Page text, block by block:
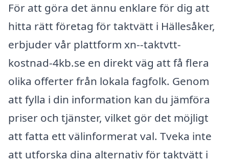
För att göra det ännu enklare för dig att
hitta rätt företag för taktvätt i Hällesåker,
erbjuder vår plattform xn--taktvtt-
kostnad-4kb.se en direkt väg att få flera
olika offerter från lokala fagfolk. Genom
att fylla i din information kan du jämföra
priser och tjänster, vilket gör det möjligt
att fatta ett välinformerat val. Tveka inte
att utforska dina alternativ för taktvätt i